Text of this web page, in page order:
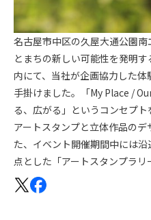
名古屋市中区の久屋大通公園
とまちの新しい可能性を発明す
内にて、当社が企画協力した
手掛けました。「My Place /
る、広がる」というコンセプト
アートスタンプと立体作品の
た、イベント開催期間中には
点とした「アートスタンプラリ